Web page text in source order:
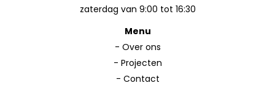
zaterdag van 9:00 tot 16:30
Menu
- Over ons
- Projecten
- Contact